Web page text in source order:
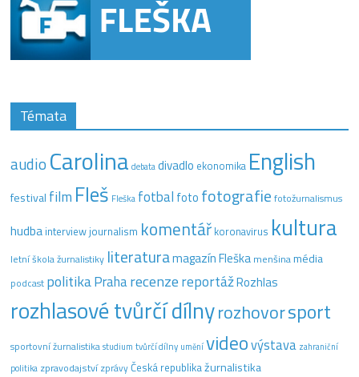
Témata
audio Carolina debata divadlo ekonomika English
festival film Fleš Fleška fotbal foto fotografie fotožurnalismus
hudba interview journalism komentář koronavirus kultura
letní škola žurnalistiky literaturamagazín Fleška menšinamédia
podcast politikaPraharecenzereportážRozhlas
rozhlasové tvůrčí dílnyrozhovorsport
sportovní žurnalistika studium tvůrčí dílny uměnívideovýstava zahraniční
politika zpravodajstvízprávyČeská republikažurnalistika